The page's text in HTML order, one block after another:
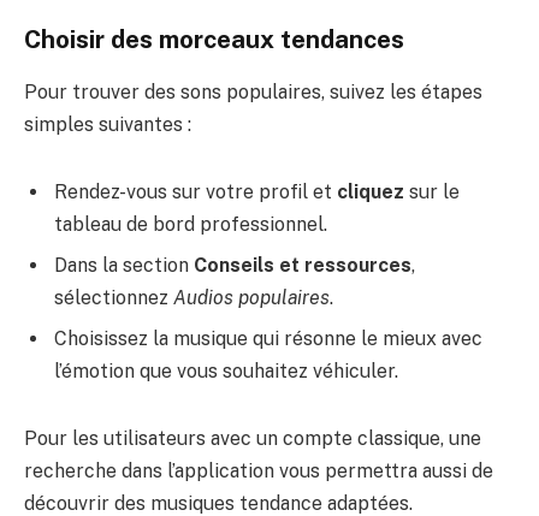
Choisir des morceaux tendances
Pour trouver des sons populaires, suivez les étapes
simples suivantes :
Rendez-vous sur votre profil et cliquez sur le
tableau de bord professionnel.
Dans la section Conseils et ressources,
sélectionnez Audios populaires.
Choisissez la musique qui résonne le mieux avec
l’émotion que vous souhaitez véhiculer.
Pour les utilisateurs avec un compte classique, une
recherche dans l’application vous permettra aussi de
découvrir des musiques tendance adaptées.